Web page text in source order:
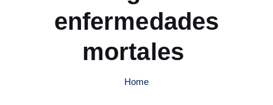
enfermedades
mortales
Home